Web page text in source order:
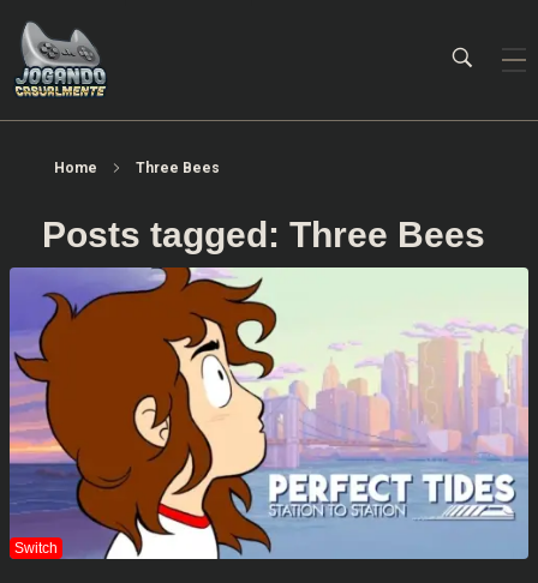
Home Three Bees
Posts tagged: Three Bees